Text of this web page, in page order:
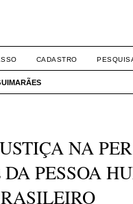
CADASTRO
NA
PESSOA